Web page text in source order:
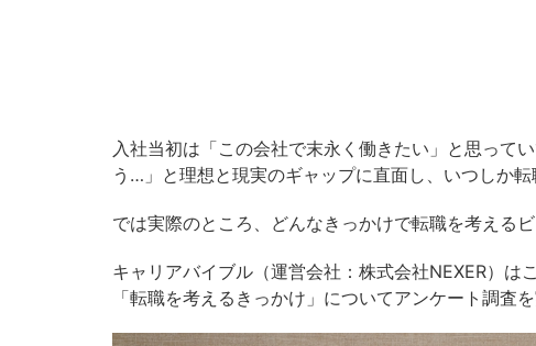
入社当初は「この会社で末永く働きたい」と思って
う…」と理想と現実のギャップに直面し、いつしか転
では実際のところ、どんなきっかけで転職を考える
キャリアバイブル（運営会社：株式会社NEXER）
「転職を考えるきっかけ」についてアンケート調査